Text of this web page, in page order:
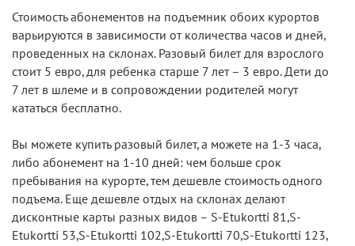
Стоимость абонементов на подъемник обоих курортов
варьируются в зависимости от количества часов и дней,
проведенных на склонах. Разовый билет для взрослого
стоит 5 евро, для ребенка старше 7 лет – 3 евро. Дети до
7 лет в шлеме и в сопровождении родителей могут
кататься бесплатно.
Вы можете купить разовый билет, а можете на 1-3 часа,
либо абонемент на 1-10 дней: чем больше срок
пребывания на курорте, тем дешевле стоимость одного
подъема. Еще дешевле отдых на склонах делают
дисконтные карты разных видов – S-Etukortti 81,S-
Etukortti 53,S-Etukortti 102,S-Etukortti 70,S-Etukortti 123,